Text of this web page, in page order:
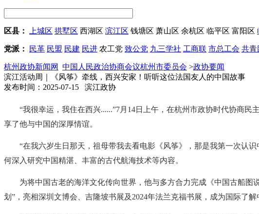
区县： 上城区 拱墅区 西湖区 滨江区 钱塘区 萧山区 余杭区 临平区 富阳区
党派： 民革 民盟 民建 民进 农工党 致公党 九三学社 工商联 市总工会 共青
杭州政协新闻网 中国人民政治协商会议杭州市委员会 >政协要闻
滨江活动周｜《风筝》牵线，西兴安家！听听这位法国友人的中国故事
发布时间：2025-07-15 滨江政协
“我很幸运，我住在西兴......”7月14日上午，在杭州市政协时代协商
享了他与中国的深厚情谊。
“在我六岁生日那天，祖母带我去看电影《风筝》，那是我第一次认
何深入研究中国精湛、丰富的古代航海技术等内容。
为将中国古老的海洋文化传向世界，他与多方合力完成《中国古船
划”，亮相深圳文博会、吉隆坡书展及2024年法兰克福书展，成为国际了